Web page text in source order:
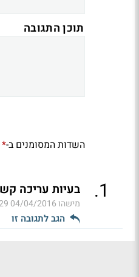
תוכן התגובה
השדות המסומנים ב-*
1
. בעיות עריכה
מישהו04/04/2016 08:29
הגב לתגובה זו